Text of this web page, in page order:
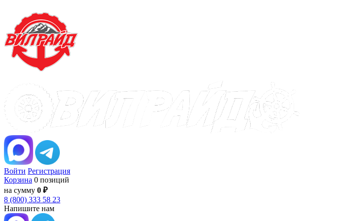
Войти Регистрация
Корзина 0 позиций
на сумму 0 ₽
8 (800) 333 58 23
Напишите нам